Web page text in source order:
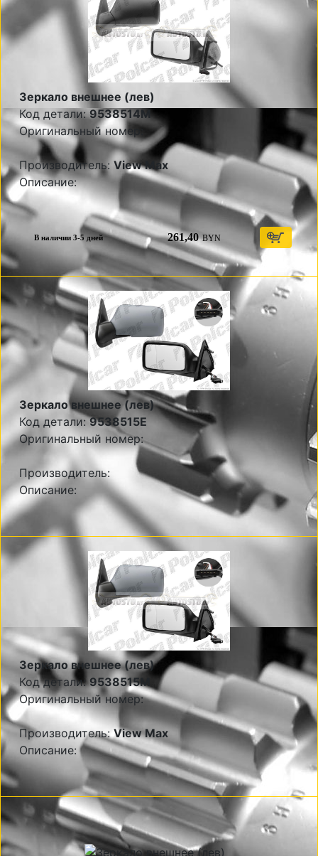
Зеркало внешнее (лев)
Код детали:9538514M
Оригинальный номер:
Производитель: View Max
Описание:
В наличии 3-5 дней 261,40 BYN
Зеркало внешнее (лев)
Код детали:9538515E
Оригинальный номер:
Производитель:
Описание:
Зеркало внешнее (лев)
Код детали:9538515M
Оригинальный номер:
Производитель:View Max
Описание: